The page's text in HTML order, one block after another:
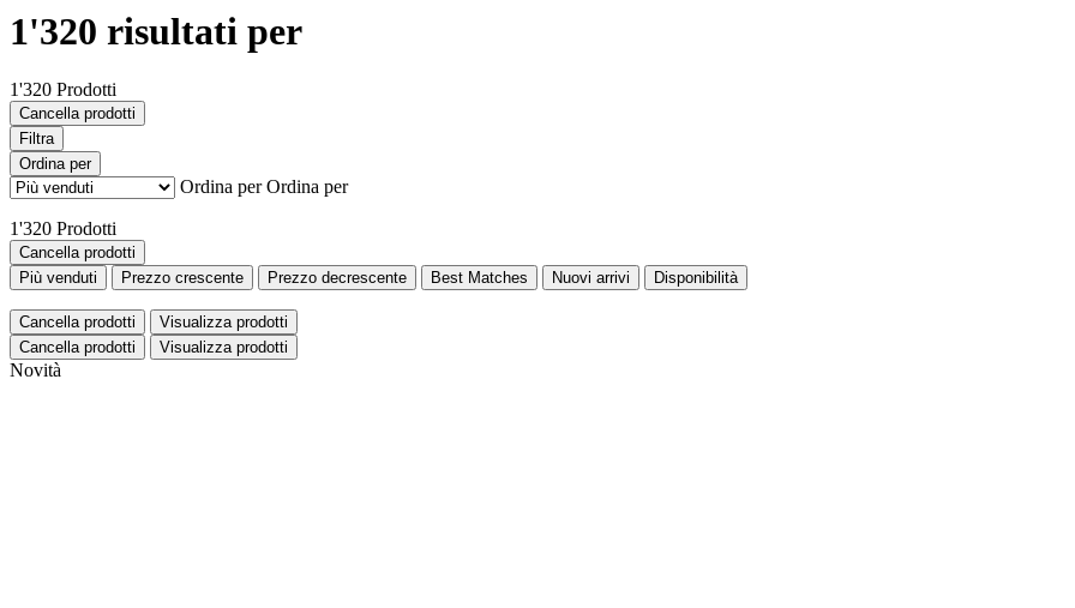
1'320 risultati per
1'320 Prodotti
Cancella prodotti
Filtra
Ordina per
Ordina perOrdina per
1'320 Prodotti
Cancella prodotti
Più venduti
Prezzo crescente Prezzo decrescente Best Matches Nuovi arrivi Disponibilità
Cancella prodotti
Visualizza prodotti
Cancella prodotti
Visualizza prodotti
Novità